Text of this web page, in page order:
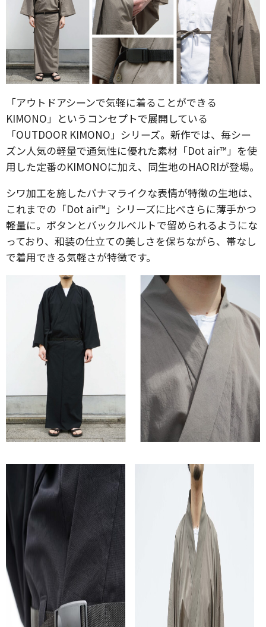
「アウトドアシーンで気軽に着ることができる
KIMONO」というコンセプトで展開している
「OUTDOOR KIMONO」シリーズ。新作では、毎シー
ズン人気の軽量で通気性に優れた素材「Dot air™️」を使
用した定番のKIMONOに加え、同生地のHAORIが登場。
シワ加工を施したパナマライクな表情が特徴の生地は、
これまでの「Dot air™️」シリーズに比べさらに薄手かつ
軽量に。ボタンとバックルベルトで留められるようにな
っており、和装の仕立ての美しさを保ちながら、帯なし
で着用できる気軽さが特徴です。